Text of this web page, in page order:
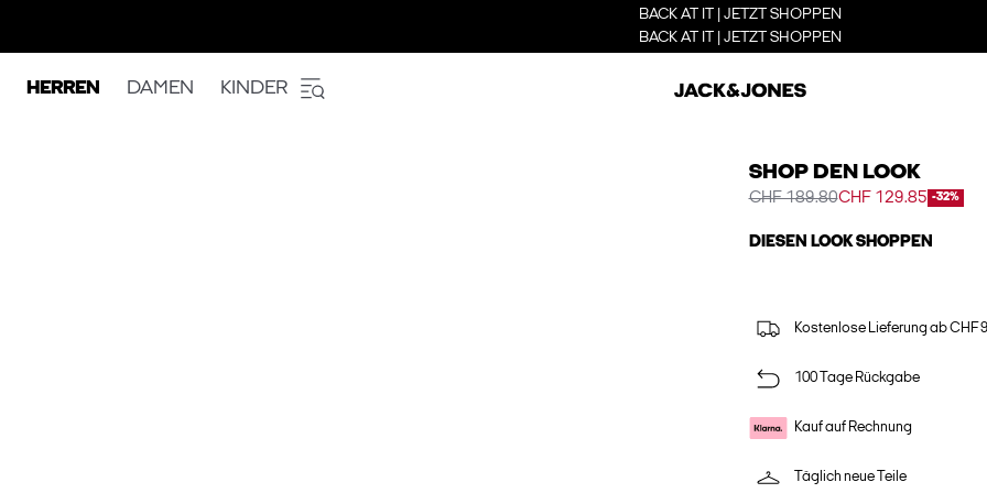
BACK AT IT | JETZT SHOPPEN
BACK AT IT | JETZT SHOPPEN
HERREN DAMEN KINDER
SHOP DEN LOOK
CHF 189.80CHF 129.85 -32%
DIESEN LOOK SHOPPEN
Kostenlose Lieferung ab CHF
100 Tage Rückgabe
Kauf auf Rechnung
Täglich neue Teile